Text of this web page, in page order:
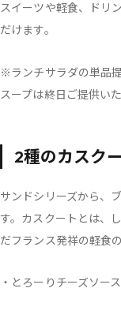
スイーツや軽食、ドリ
だけます。
※ランチサラダの単品
スープは終日ご提供いた
2種のカスク
サンドシリーズから、
す。カスクートとは、
だフランス発祥の軽食の
・とろーりチーズソー